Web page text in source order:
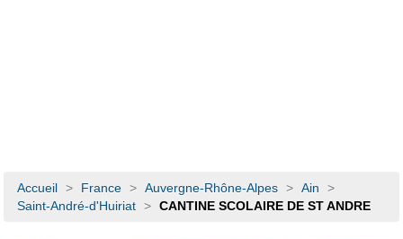
Accueil > France > Auvergne-Rhône-Alpes > Ain
>
Saint-André-d'Huiriat > CANTINE SCOLAIRE DE ST ANDRE